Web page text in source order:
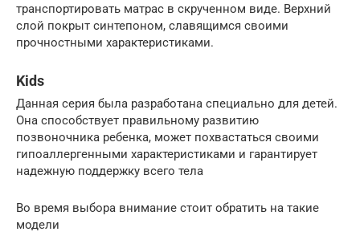
транспортировать матрас в скрученном виде. Верхний
слой покрыт синтепоном, славящимся своими
прочностными характеристиками.
Kids
Данная серия была разработана специально для детей.
Она способствует правильному развитию
позвоночника ребенка, может похвастаться своими
гипоаллергенными характеристиками и гарантирует
надежную поддержку всего тела
Во время выбора внимание стоит обратить на такие
модели